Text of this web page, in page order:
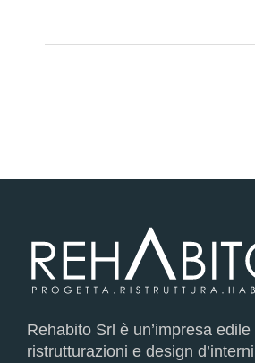
Rehabito Srl è un’impresa
ristrutturazioni e design